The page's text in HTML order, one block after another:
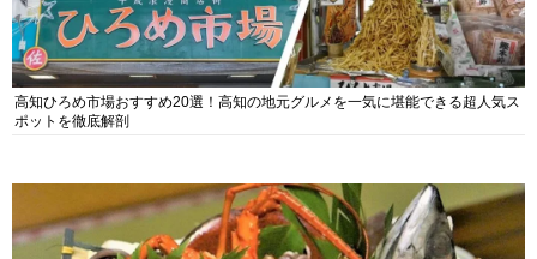
高知ひろめ市場おすすめ20選！高知の地元グルメを一気に堪能できる超人気ス
ポットを徹底解剖